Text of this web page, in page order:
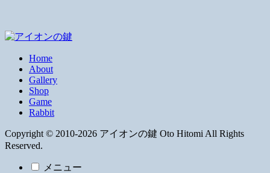
Home
About
Gallery
Shop
Game
Rabbit
Copyright © 2010-2026 アイオンの鍵 Oto Hitomi All Rights
Reserved.
メニュー